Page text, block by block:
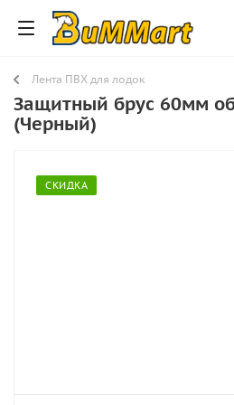
Лента ПВХ для лодок
Защитный брус 60мм
(Черный)
СКИДКА